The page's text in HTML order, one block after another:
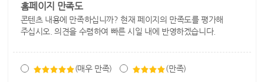
홈페이지 만족도
콘텐츠 내용에 만족하십니까? 현재 페이지의 만족도를 평가해
주십시오. 의견을 수렴하여 빠른 시일 내에 반영하겠습니다.
(매우 만족) (만족)